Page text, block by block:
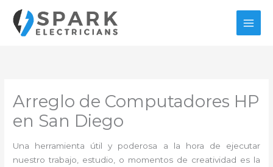
contenido
Arreglo de Computadores HP
en San Diego
Una herramienta útil y poderosa a la hora de ejecutar
nuestro trabajo, estudio, o momentos de creatividad es la